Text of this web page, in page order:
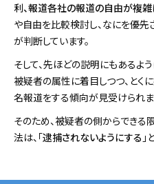
利、報道各社の報道の自由が複雑
や自由を比較検討し、なにを優
が判断しています。
そして、先ほどの説明にもあるよ
被疑者の属性に着目しつつ、と
名報道をする傾向が見受けられま
そのため、被疑者の側からでき
法は、「逮捕されないようにする